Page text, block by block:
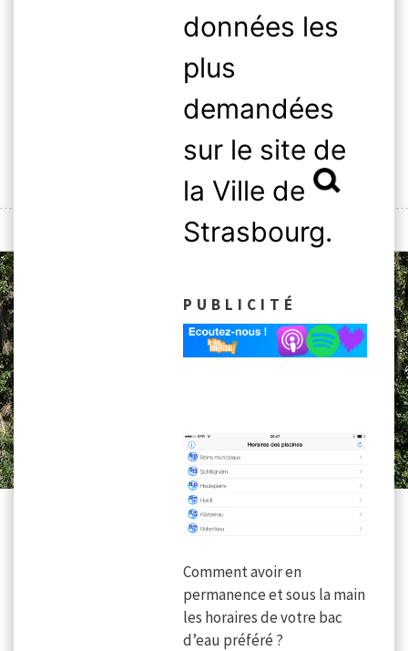
données les
plus
demandées
sur le site de
la Ville de
Strasbourg.
PUBLICITÉ
Comment avoir en
permanence et sous la main
les horaires de votre bac
d’eau préféré ?